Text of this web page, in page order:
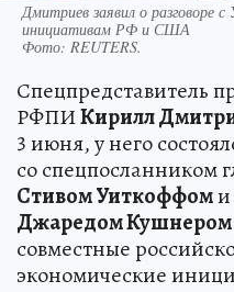
Дмитриев заявил о разговоре
инициативам РФ и США
Фото: REUTERS.
Спецпредставитель
РФПИКирилл
3 июня, у него
со спецпосланником
Стивом Уиткоффоми
Джаредом Кушнером
совместные
экономические